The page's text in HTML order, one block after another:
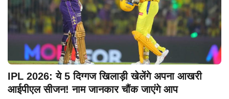
IPL 2026: ये 5 दिग्गज खिलाड़ी खेलेंगे अपना आखरी
आईपीएल सीजन! नाम जानकार चौंक जाएंगे आप